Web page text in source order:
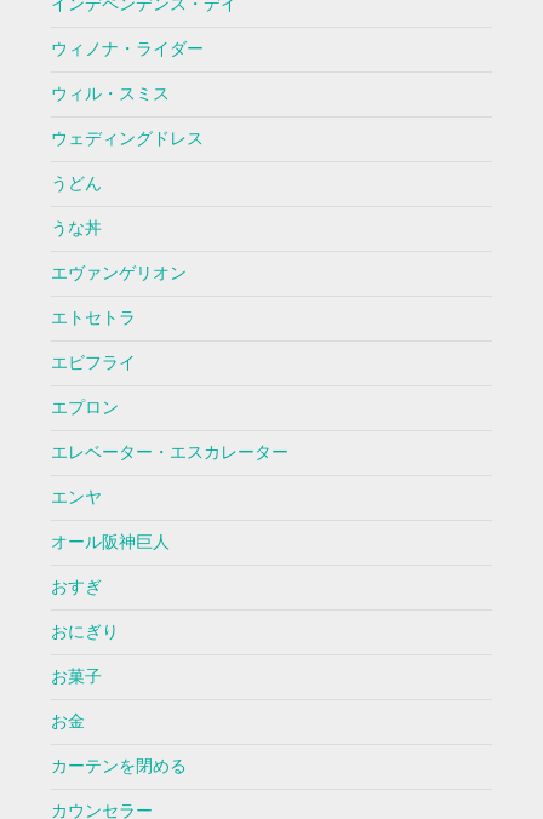
インデペンデンス・デイ
ウィノナ・ライダー
ウィル・スミス
ウェディングドレス
うどん
うな丼
エヴァンゲリオン
エトセトラ
エビフライ
エプロン
エレベーター・エスカレーター
エンヤ
オール阪神巨人
おすぎ
おにぎり
お菓子
お金
カーテンを閉める
カウンセラー